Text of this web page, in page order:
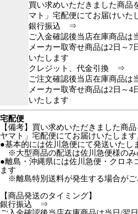
買い求めいただきました商品
マト」宅配便にてお届けいた
銀行振込 ⇒
ご入金確認後当店在庫商品は
メーカー取寄せ商品は2日～7
いたします
クレジット、代金引換 ⇒
ご注文確認後当店在庫商品は
メーカー取寄せ商品は2日～4
いたします
宅配便
【備考】買い求めいただきました商
ヤマト」宅配便にてお届けいたします
●基本的には佐川急便にて発送いたし
※大型商品の配送は佐川急便様のみ
●離島・沖縄県には佐川急便・クロネ
ます
※離島特別送料が発生する場合がご
【商品発送のタイミング】
銀行振込 ⇒